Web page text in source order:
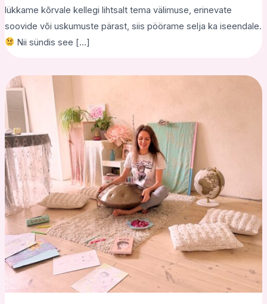
lükkame kõrvale kellegi lihtsalt tema välimuse, erinevate
soovide või uskumuste pärast, siis pöörame selja ka iseendale.
Nii sündis see […]